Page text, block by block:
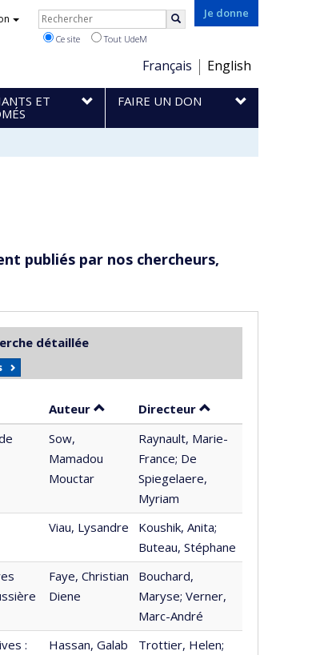
Je donne
Choix
de
la
langue
Français English
Rechercher
Ce site Tout UdeM
ET
FAIRE UN DON
publiés par nos chercheurs,
détaillée
Auteur Trier par auteur en ordre croissant
Directeur par contributeur
Sow,
Mamadou
Mouctar
Raynault, Marie-
France; De
Spiegelaere,
Myriam
Viau, Lysandre
Koushik, Anita;
Buteau, Stéphane
Faye, Christian
Diene
Bouchard,
Maryse; Verner,
Marc-André
:
Hassan, Galab
Trottier, Helen;